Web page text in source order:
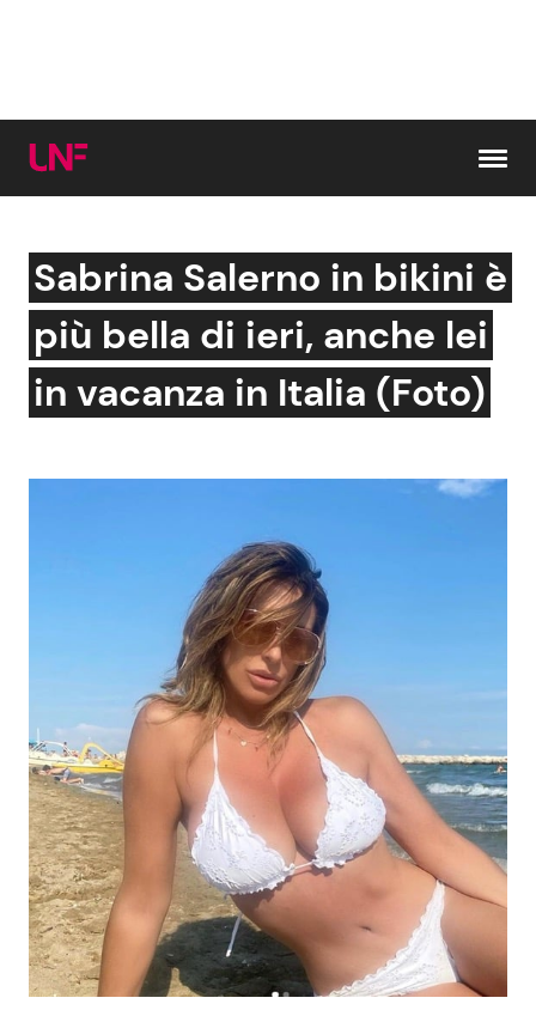
Cerca:
News e Cronaca
Attualità Italiana
Dal Mondo
Persone Scomparse
Gossip e TV
Bellezze VIP
Coppie VIP
Fiction e Serie TV
Programmi TV
Reality e Talent
Soap Opera
ShowBiz
News Cinema
News Musica
Social News
News dal mondo
Sabrina Salerno in bikini è
più bella di ieri, anche lei
in vacanza in Italia (Foto)